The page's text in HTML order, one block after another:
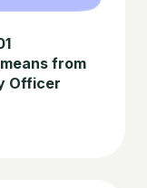
from
Officer